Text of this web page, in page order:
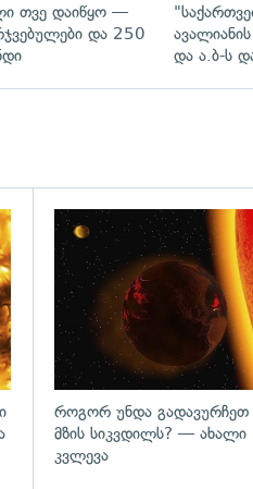
თვე დაიწყო —
და 250
და ა.ბ-ს
გადახედვა
როგორ უნდა გადავურჩეთ
მზის სიკვდილს? — ახალი
კვლევა